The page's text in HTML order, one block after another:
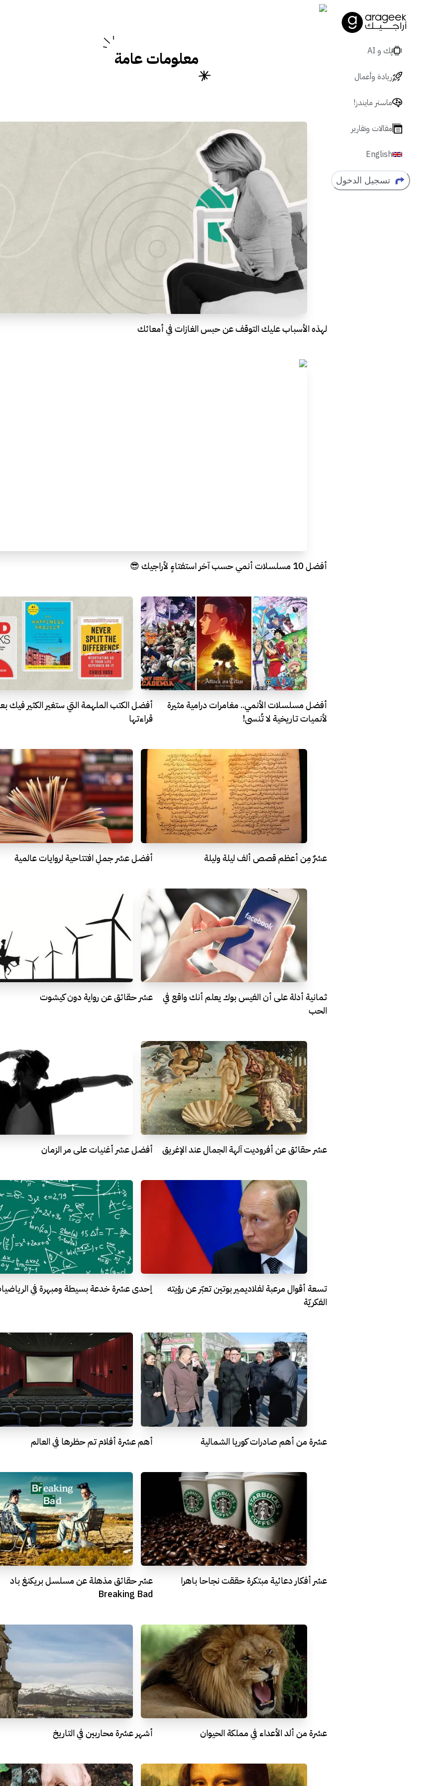
تٍك و AI
ريادة وأعمال
ماستر مايندز!
مقالات وتقارير
English
تسجيل الدخول
معلومات عامة
لهذه الأسباب عليك التوقف عن حبس الغازات في أمعائك
أفضل 10 مسلسلات أنمي حسب آخر استفتاءٍ لأراجيك 😎
أفضل مسلسلات الأنمي.. مغامرات درامية مثيرة
لأنميات تاريخية لا تُنسى!
أفضل الكتب الملهمة التي ستغير الكثير فيك
قراءتها
عشرٌ مِن أعظم قصص ألف ليلة وليلة أفضل عشر جملٍ افتتاحية لروايات عالمية
ثمانية أدلة على أن الفيس بوك يعلم أنك واقع في
الحب
عشر حقائق عن رواية دون كيشوت
عشر حقائق عن أفروديت آلهة الجمال عند الإغريق أفضل عشر أغنيات على مر الزمان
تسعة أقوال مرعبة لفلاديمير بوتين تعبّر عن رؤيته
الفكريّة
إحدى عشرة خدعة بسيطة ومبهرة في
عشرة من أهم صادرات كوريا الشمالية أهم عشرة أفلام تم حظرها في العالم
عشر أفكار دعائية مبتكرة حققت نجاحا باهرا
عشر حقائق مذهلة عن مسلسل بريكنغ باد
Breaking Bad
عشرة من ألد الأعداء في مملكة الحيوان أشهر عشرة محاربين في التاريخ